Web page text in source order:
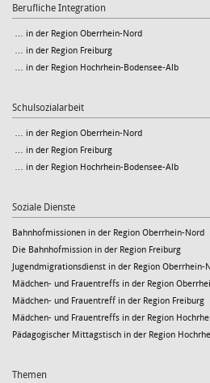
Berufliche Integration
… in der Region Oberrhein-Nord
… in der Region Freiburg
… in der Region Hochrhein-Bodensee-Alb
Schulsozialarbeit
… in der Region Oberrhein-Nord
… in der Region Freiburg
… in der Region Hochrhein-Bodensee-Alb
Soziale Dienste
Bahnhofmissionen in der Region Oberrhein-Nord
Die Bahnhofmission in der Region Freiburg
Jugendmigrationsdienst in der Region Oberrhein-
Mädchen- und Frauentreffs in der Region
Mädchen- und Frauentreff in der Region Freiburg
Mädchen- und Frauentreffs in der Region
Pädagogischer Mittagstisch in der Region
Themen